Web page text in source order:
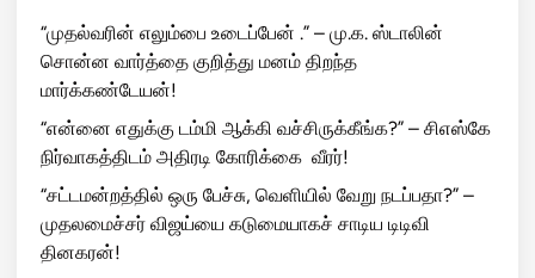
“முதல்வரின் எலும்பை உடைப்பேன் .” – மு.க. ஸ்டாலின்
சொன்ன வார்த்தை குறித்து மனம் திறந்த
மார்க்கண்டேயன்!
“என்னை எதுக்கு டம்மி ஆக்கி வச்சிருக்கீங்க?” – சிஎஸ்கே
நிர்வாகத்திடம் அதிரடி கோரிக்கை வீரர்!
“சட்டமன்றத்தில் ஒரு பேச்சு, வெளியில் வேறு நடப்பதா?” –
முதலமைச்சர் விஜய்யை கடுமையாகச் சாடிய டிடிவி
தினகரன்!